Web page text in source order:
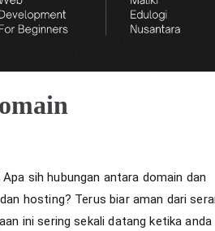
sih hubungan antara domain dan
hosting? Terus biar aman dari
ini sering sekali datang ketika anda